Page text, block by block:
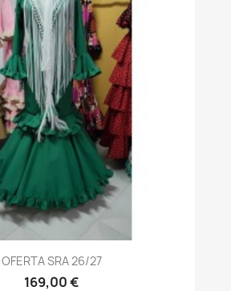
OFERTA SRA 26/27
169,00 €